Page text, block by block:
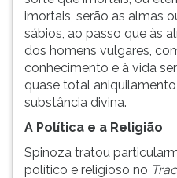
imortais, serão as almas
sábios, ao passo que às
dos homens vulgares,
conhecimento e à vida
quase total
substância divina.
A Política e a Religião
Spinoza tratou
político e religioso no